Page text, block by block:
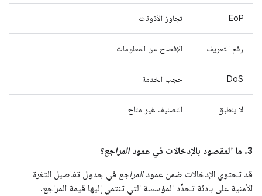
EoP تجاوز الأذونات
رقم التعريف الإفصاح عن المعلومات
DoS حجب الخدمة
لا ينطبق التصنيف غير متاح
3. ما المقصود بالإدخالات في عمود المراجع؟
قد تحتوي الإدخالات ضمن عمودالمراجع في جدول تفاصيل الثغرة
الأمنية على بادئة تحدِّد المؤسسة التي تنتمي إليها قيمة المراجع.